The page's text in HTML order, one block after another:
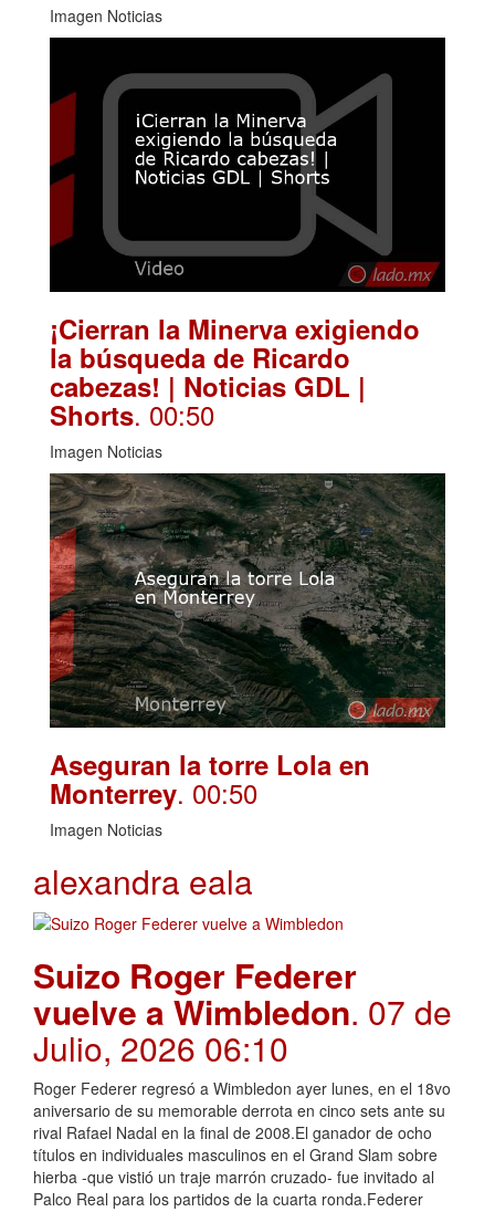
Imagen Noticias
¡Cierran la Minerva exigiendo
la búsqueda de Ricardo
cabezas! | Noticias GDL |
Shorts. 00:50
Imagen Noticias
Aseguran la torre Lola en
Monterrey. 00:50
Imagen Noticias
alexandra eala
Suizo Roger Federer
vuelve a Wimbledon. 07 de
Julio, 2026 06:10
Roger Federer regresó a Wimbledon ayer lunes, en el 18vo
aniversario de su memorable derrota en cinco sets ante su
rival Rafael Nadal en la final de 2008.El ganador de ocho
títulos en individuales masculinos en el Grand Slam sobre
hierba -que vistió un traje marrón cruzado- fue invitado al
Palco Real para los partidos de la cuarta ronda.Federer